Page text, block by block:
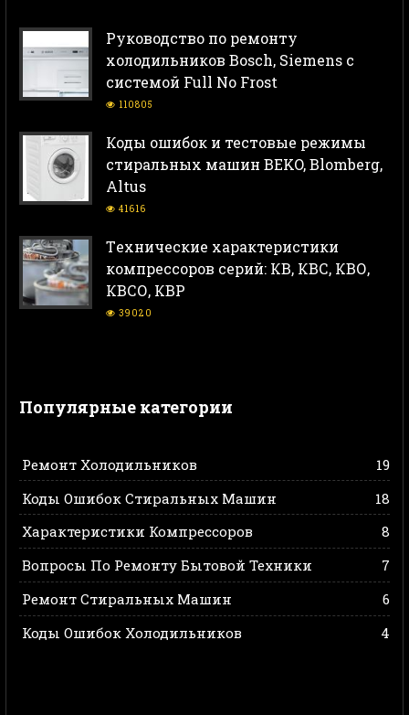
Руководство по ремонту
холодильников Bosch, Siemens с
системой Full No Frost
110805
Коды ошибок и тестовые режимы
стиральных машин BEKO, Blomberg,
Altus
41616
Тeхнические характеристики
компрессоров серий: КВ, КВС, КВО,
КВСО, КВР
39020
Популярные категории
Ремонт Холодильников
19
Коды Ошибок Стиральных Машин
18
Характеристики Компрессоров
8
Вопросы По Ремонту Бытовой Техники
7
Ремонт Стиральных Машин
6
Коды Ошибок Холодильников
4